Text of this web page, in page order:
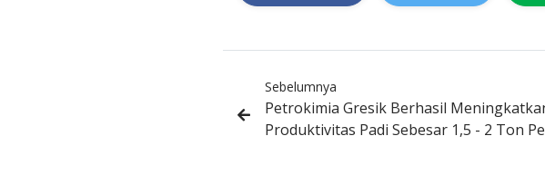
Sebelumnya
Petrokimia Gresik Berhasil
Produktivitas Padi Sebesar 1,5 - 2 Ton